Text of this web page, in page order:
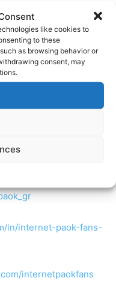
like cookies to
to these
as browsing behavior or
consent, may
του ΑΜΚΑ.
ελεύθερη είσοδο στο
ενώ παράλληλα
5€ για τα παιδιά έως
108-111).
in/internet-paok-fans-
internetpaokfans